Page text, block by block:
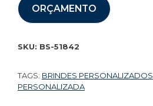
ORÇAMENTO
SKU: BS-51842
TAGS: BRINDES PERSONALIZADOS
PERSONALIZADA